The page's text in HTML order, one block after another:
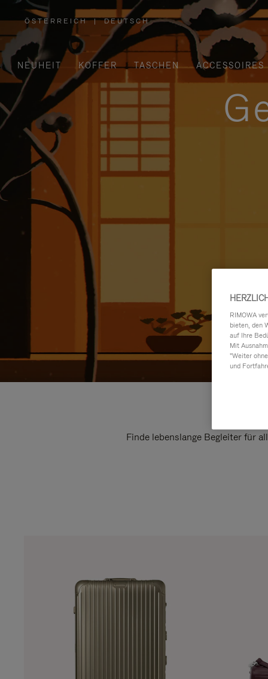
ÖSTERREICH
,
WÄHLEN
SIE
IHRE
REGION
AUS
| DEUTSCH
NEUHEIT KOFFER TASCHEN ACCESSOIRES
Finde lebenslange Begleiter für
RIMOWA
bieten, den
auf Ihre
Mit
"Weiter
und